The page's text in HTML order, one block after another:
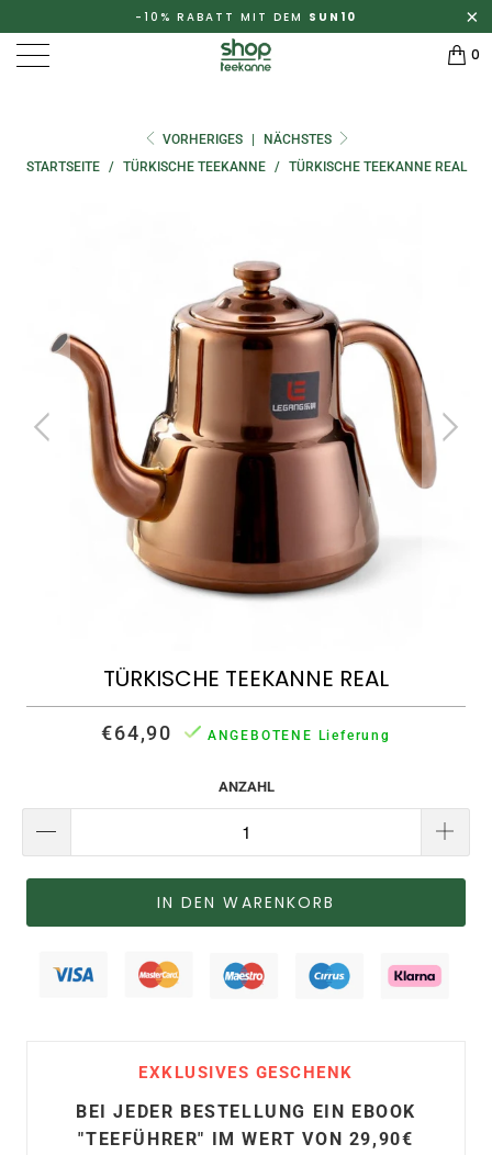
-10% RABATT MIT DEM SUN10
0
VORHERIGES
NÄCHSTES
STARTSEITE
/ TÜRKISCHE TEEKANNE / TÜRKISCHE TEEKANNE REAL
TÜRKISCHE TEEKANNE REAL
€64,90 ANGEBOTENE Lieferung
ANZAHL
IN DEN WARENKORB
EXKLUSIVES GESCHENK
BEI JEDER BESTELLUNG EIN EBOOK
"TEEFÜHRER" IM WERT VON 29,90€